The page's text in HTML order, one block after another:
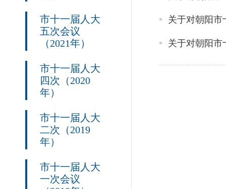
市十一届人大
五次会议
（2021年）
市十一届人大
四次（2020
年）
市十一届人大
二次（2019
年）
市十一届人大
一次会议